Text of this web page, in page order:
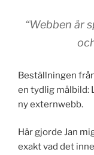
“Webben är
Beställningen
en tydlig målbild:
ny externwebb.
Här gjorde Jan
exakt vad det